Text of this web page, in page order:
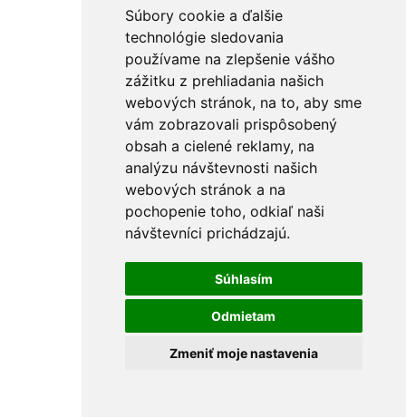
Súbory cookie a ďalšie
technológie sledovania
používame na zlepšenie vášho
zážitku z prehliadania našich
webových stránok, na to, aby sme
vám zobrazovali prispôsobený
obsah a cielené reklamy, na
analýzu návštevnosti našich
webových stránok a na
pochopenie toho, odkiaľ naši
návštevníci prichádzajú.
Súhlasím
Odmietam
Zmeniť moje nastavenia